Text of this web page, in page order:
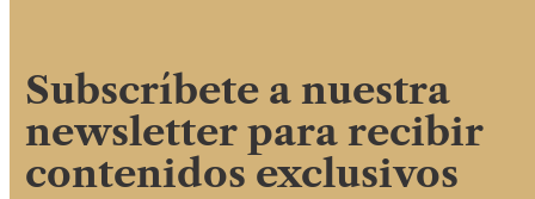
Subscríbete a nuestra
newsletter para recibir
contenidos exclusivos